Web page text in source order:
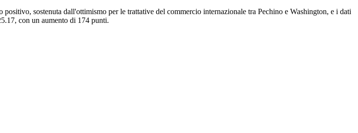
sostenuta dall'ottimismo per le trattative del commercio internazionale tra Pechino e Washington, e i dati
con un aumento di 174 punti.